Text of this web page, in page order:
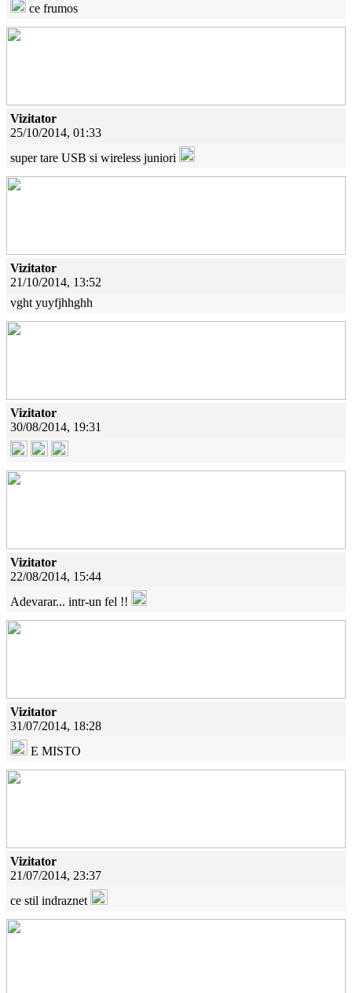
ce frumos
Vizitator
25/10/2014, 01:33
super tare USB si wireless juniori
Vizitator
21/10/2014, 13:52
vght yuyfjhhghh
Vizitator
30/08/2014, 19:31
Vizitator
22/08/2014, 15:44
Adevarar... intr-un fel !!
Vizitator
31/07/2014, 18:28
E MISTO
Vizitator
21/07/2014, 23:37
ce stil indraznet